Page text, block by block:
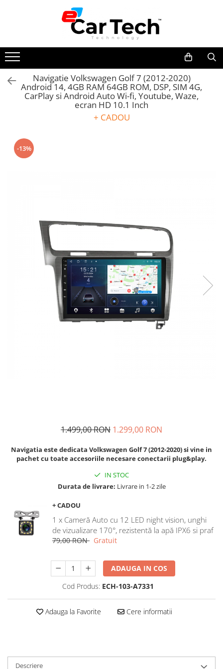
Summer sale
Navigatie dedicata
Navigatii Volkswagen
Navigatii Ford
Navigatii Opel
Navigatii Peugeot
Navigatii Audi
Navigatii BMW
Navigatii Mercedes
Navigatii Fiat
Navigatii Nissan
Navigatii Citroen
Navigatii Honda
Navigatii Porsche
Navigatii Iveco
Navigatii Chrysler
Playere auto
Navigatii 2 DIN
Navigatii 1 DIN
Navigatie GPS Portabil
CarPlay&Android Auto
Navigatie Volkswagen Golf 7 (2012-2020)
Android 14, 4GB RAM 64GB ROM, DSP, SIM 4G,
CarPlay si Android Auto Wi-fi, Youtube, Waze,
ecran HD 10.1 Inch
+ CADOU
-13%
1.499,00 RON 1.299,00 RON
Navigatia este dedicata Volkswagen Golf 7 (2012-2020) si vine in
pachet cu toate accesoriile necesare conectarii plug&play.
IN STOC
Durata de livrare: Livrare in 1-2 zile
+ CADOU
1 x Cameră Auto cu 12 LED night vision, unghi
de vizualizare 170°, rezistentă la apă IPX6 si praf
79,00 RON Gratuit
ADAUGA IN COS
Cod Produs: ECH-103-A7331
Adauga la Favorite Cere informatii
Descriere